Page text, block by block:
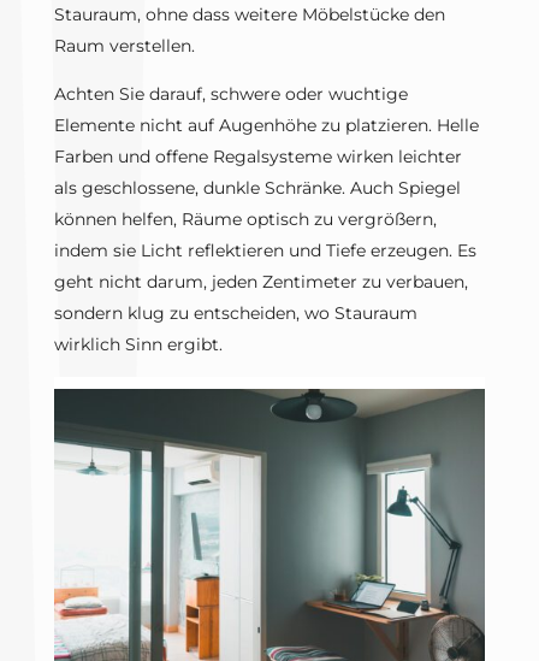
Stauraum, ohne dass weitere Möbelstücke den
Raum verstellen.
Achten Sie darauf, schwere oder wuchtige
Elemente nicht auf Augenhöhe zu platzieren. Helle
Farben und offene Regalsysteme wirken leichter
als geschlossene, dunkle Schränke. Auch Spiegel
können helfen, Räume optisch zu vergrößern,
indem sie Licht reflektieren und Tiefe erzeugen. Es
geht nicht darum, jeden Zentimeter zu verbauen,
sondern klug zu entscheiden, wo Stauraum
wirklich Sinn ergibt.